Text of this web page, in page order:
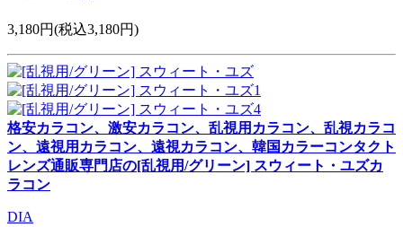
3,180円(税込3,180円)
格安カラコン、激安カラコン、乱視用カラコン、乱視カラコ
ン、遠視用カラコン、遠視カラコン、韓国カラーコンタクト
レンズ通販専門店の[乱視用/グリーン] スウィート・ユズカ
ラコン
DIA